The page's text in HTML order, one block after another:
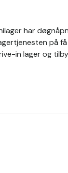
har
på
in lager og